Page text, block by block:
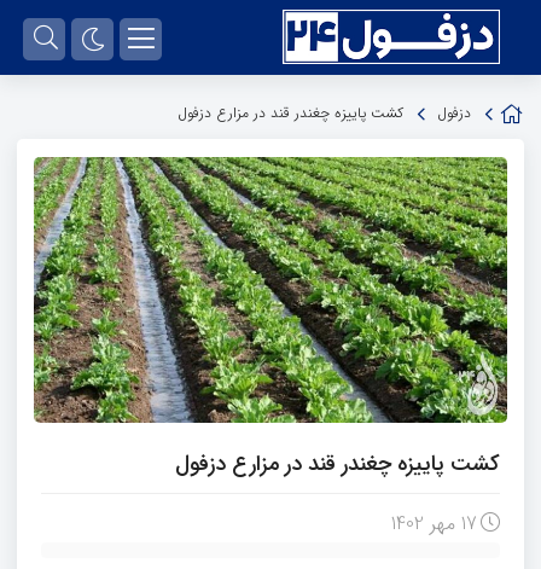
دزفول کشت پاییزه چغندر قند در مزارع دزفول
کشت پاییزه چغندر قند در مزارع دزفول
17 مهر 1402